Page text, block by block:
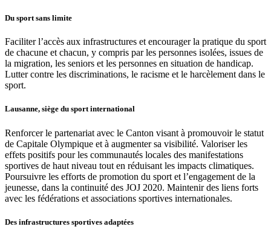
Du sport sans limite
Faciliter l’accès aux infrastructures et encourager la pratique du sport
de chacune et chacun, y compris par les personnes isolées, issues de
la migration, les seniors et les personnes en situation de handicap.
Lutter contre les discriminations, le racisme et le harcèlement dans le
sport.
Lausanne, siège du sport international
Renforcer le partenariat avec le Canton visant à promouvoir le statut
de Capitale Olympique et à augmenter sa visibilité. Valoriser les
effets positifs pour les communautés locales des manifestations
sportives de haut niveau tout en réduisant les impacts climatiques.
Poursuivre les efforts de promotion du sport et l’engagement de la
jeunesse, dans la continuité des JOJ 2020. Maintenir des liens forts
avec les fédérations et associations sportives internationales.
Des infrastructures sportives adaptées